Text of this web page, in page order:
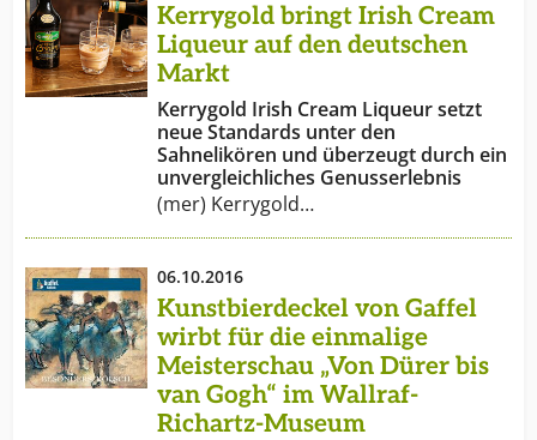
Kerrygold bringt Irish Cream
Liqueur auf den deutschen
Markt
Kerrygold Irish Cream Liqueur setzt
neue Standards unter den
Sahnelikören und überzeugt durch ein
unvergleichliches Genusserlebnis
(mer) Kerrygold…
06.10.2016
Kunstbierdeckel von Gaffel
wirbt für die einmalige
Meisterschau „Von Dürer bis
van Gogh“ im Wallraf-
Richartz-Museum